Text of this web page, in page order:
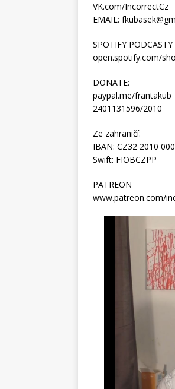
VK.com/IncorrectCz
EMAIL:
SPOTIFY PODCASTY
open.spotify.com/
DONATE:
paypal.me/frantakub
2401131596/2010
Ze zahraničí:
IBAN: CZ32 2010
Swift: FIOBCZPP
PATREON
www.patreon.com/